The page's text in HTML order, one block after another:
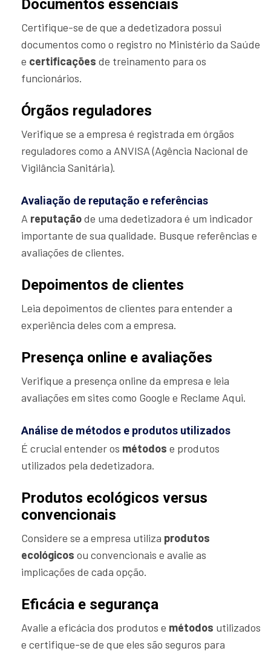
Documentos essenciais
Certifique-se de que a dedetizadora possui
documentos como o registro no Ministério da Saúde
e certificações de treinamento para os
funcionários.
Órgãos reguladores
Verifique se a empresa é registrada em órgãos
reguladores como a ANVISA (Agência Nacional de
Vigilância Sanitária).
Avaliação de reputação e referências
A reputaçãode uma dedetizadora é um indicador
importante de sua qualidade. Busque referências e
avaliações de clientes.
Depoimentos de clientes
Leia depoimentos de clientes para entender a
experiência deles com a empresa.
Presença online e avaliações
Verifique a presença online da empresa e leia
avaliações em sites como Google e Reclame Aqui.
Análise de métodos e produtos utilizados
É crucial entender os métodos e produtos
utilizados pela dedetizadora.
Produtos ecológicos versus
convencionais
Considere se a empresa utiliza produtos
ecológicos ou convencionais e avalie as
implicações de cada opção.
Eficácia e segurança
Avalie a eficácia dos produtos e métodos utilizados
e certifique-se de que eles são seguros para